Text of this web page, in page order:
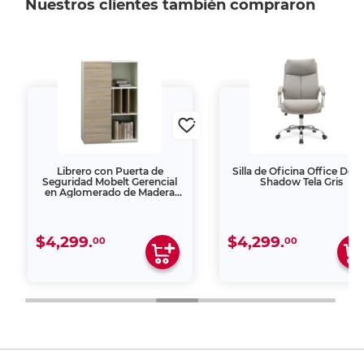
Nuestros clientes también compraron
Librero con Puerta de
Seguridad Mobelt Gerencial
en Aglomerado de Madera
$4,299.00
Silla de Oficina Office
Shadow Tela Gris
$4,299.00